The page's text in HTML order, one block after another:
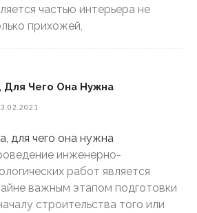
частью интерьера не
прихожей,
Для Чего Она Нужна
инженерно-
работ является
важным этапом подготовки
строительства того или